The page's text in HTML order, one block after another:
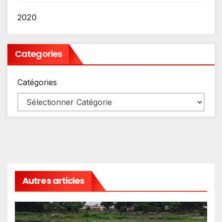
2020
Categories
Catégories
Autres articles